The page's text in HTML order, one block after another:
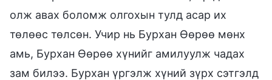
олж авах боломж олгохын тулд асар их
төлөөс төлсөн. Учир нь Бурхан Өөрөө мөнх
амь, Бурхан Өөрөө хүнийг амилуулж чадах
зам билээ. Бурхан үргэлж хүний зүрх сэтгэлд